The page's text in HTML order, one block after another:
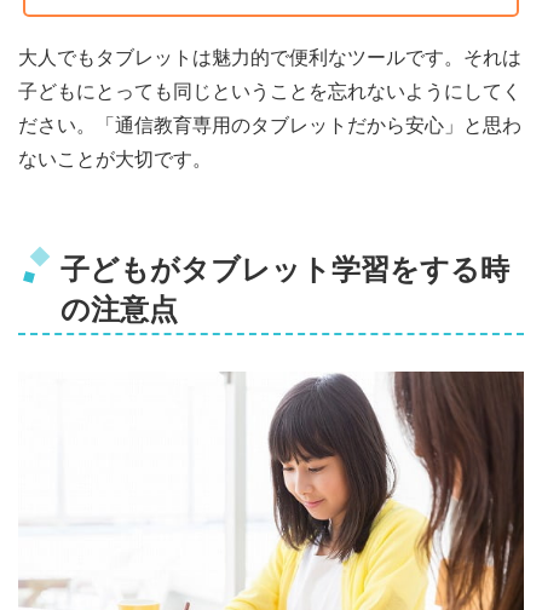
大人でもタブレットは魅力的で便利なツールです。それは
子どもにとっても同じということを忘れないようにしてく
ださい。「通信教育専用のタブレットだから安心」と思わ
ないことが大切です。
子どもがタブレット学習をする時
の注意点